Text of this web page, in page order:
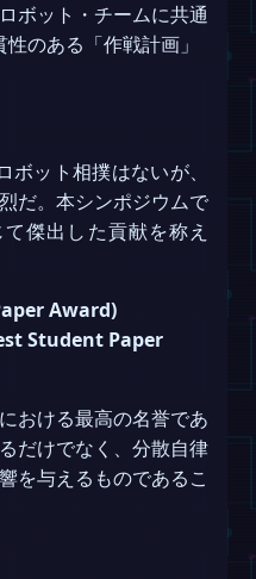
ボット・チームに共通
のある「作戦計画」
ボット相撲はないが、
だ。本シンポジウムで
傑出した貢献を称え
Award)
Student Paper
おける最高の名誉であ
だけでなく、分散自律
を与えるものであるこ